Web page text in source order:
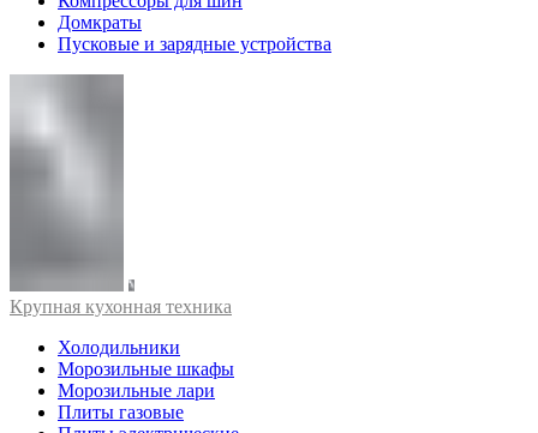
Домкраты
Пусковые и зарядные устройства
Крупная кухонная техника
Холодильники
Морозильные шкафы
Морозильные лари
Плиты газовые